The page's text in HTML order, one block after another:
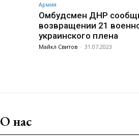
Армия
Омбудсмен ДНР
возвращении 21
украинского плена
Майкл Свитов - 31.07.2023
О нас